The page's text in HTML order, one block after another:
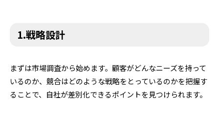
1.戦略設計
まずは市場調査から始めます。顧客がどんなニーズを持って
いるのか、競合はどのような戦略をとっているのかを把握す
ることで、自社が差別化できるポイントを見つけられます。